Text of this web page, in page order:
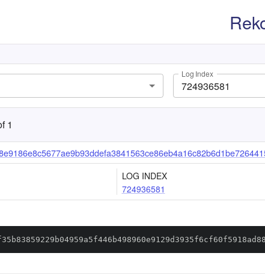
Log Index
1
LOG INDEX
724936581